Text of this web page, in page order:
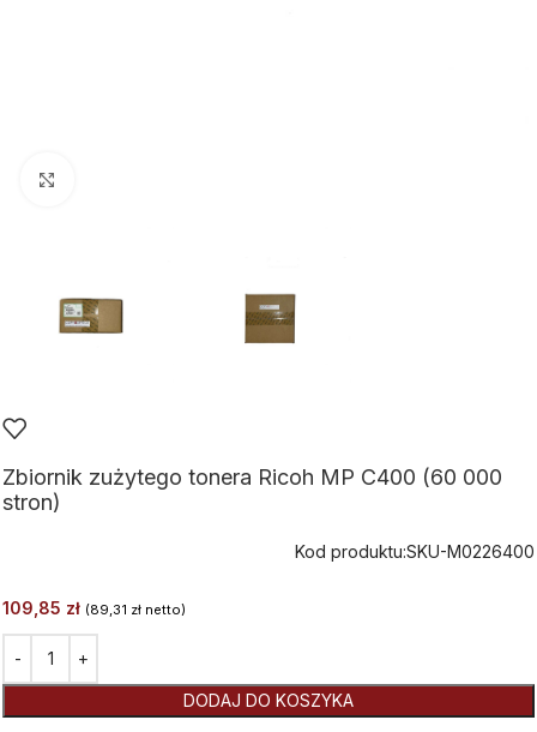
Zbiornik zużytego tonera Ricoh MP C400 (60 000
stron)
Kod produktu:SKU-M0226400
109,85 zł (89,31 zł netto)
DODAJ DO KOSZYKA